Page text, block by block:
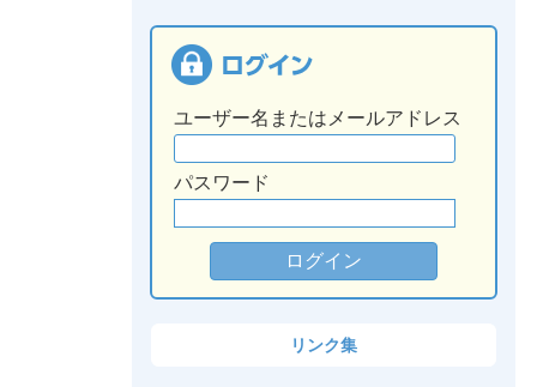
ユーザー名またはメールアドレス
パスワード
リンク集